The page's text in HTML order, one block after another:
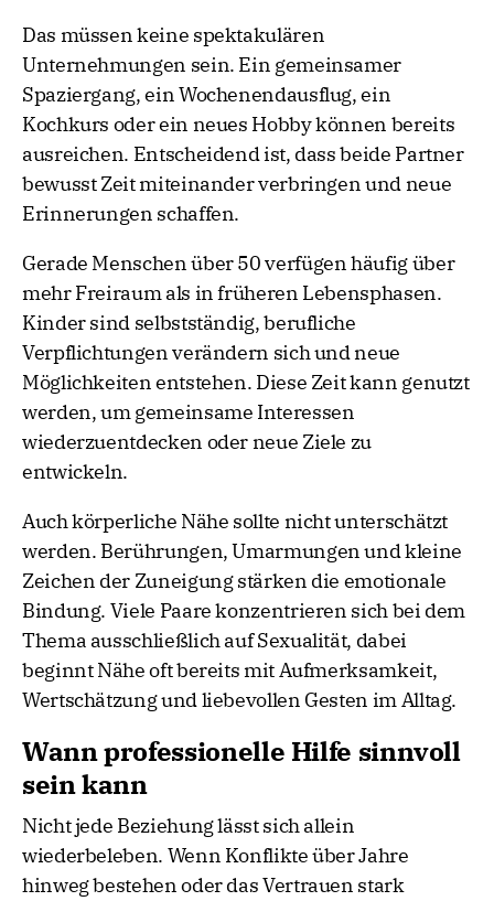
Das müssen keine spektakulären
Unternehmungen sein. Ein gemeinsamer
Spaziergang, ein Wochenendausflug, ein
Kochkurs oder ein neues Hobby können bereits
ausreichen. Entscheidend ist, dass beide Partner
bewusst Zeit miteinander verbringen und neue
Erinnerungen schaffen.
Gerade Menschen über 50 verfügen häufig über
mehr Freiraum als in früheren Lebensphasen.
Kinder sind selbstständig, berufliche
Verpflichtungen verändern sich und neue
Möglichkeiten entstehen. Diese Zeit kann genutzt
werden, um gemeinsame Interessen
wiederzuentdecken oder neue Ziele zu
entwickeln.
Auch körperliche Nähe sollte nicht unterschätzt
werden. Berührungen, Umarmungen und kleine
Zeichen der Zuneigung stärken die emotionale
Bindung. Viele Paare konzentrieren sich bei dem
Thema ausschließlich auf Sexualität, dabei
beginnt Nähe oft bereits mit Aufmerksamkeit,
Wertschätzung und liebevollen Gesten im Alltag.
Wann professionelle Hilfe sinnvoll
sein kann
Nicht jede Beziehung lässt sich allein
wiederbeleben. Wenn Konflikte über Jahre
hinweg bestehen oder das Vertrauen stark